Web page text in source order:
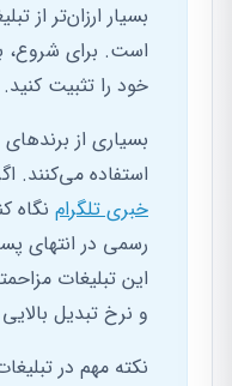
بسیار ارزان‌تر از
است. برای شروع،
خود را تثبیت کنید.
بسیاری از
استفاده می‌کنند.
خبری تلگرام نگاه
رسمی در انتهای
این تبلیغات
و نرخ تبدیل
نکته مهم در